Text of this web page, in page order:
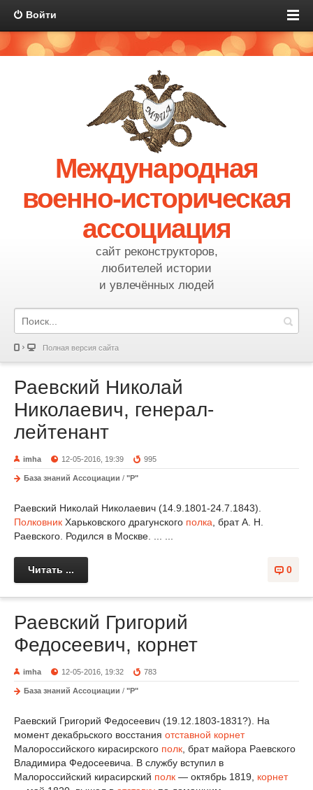
Войти
Международная
военно-историческая
ассоциация
сайт реконструкторов,
любителей истории
и увлечённых людей
Полная версия сайта
Раевский Николай
Николаевич, генерал-
лейтенант
imha 12-05-2016, 19:39 995
База знаний Ассоциации / "Р"
Раевский Николай Николаевич (14.9.1801-24.7.1843).
Полковник Харьковского драгунского полка , брат А. Н.
Раевского. Родился в Москве. ... ...
0
Читать ...
Раевский Григорий
Федосеевич, корнет
imha 12-05-2016, 19:32 783
База знаний Ассоциации / "Р"
Раевский Григорий Федосеевич (19.12.1803-1831?). На
момент декабрьского восстания отставной корнет
Малороссийского кирасирского полк , брат майора Раевского
Владимира Федосеевича. В службу вступил в
Малороссийский кирасирский полк — октябрь 1819, корнет